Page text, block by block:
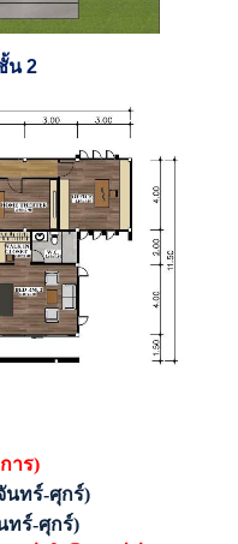
น 2
าร)
นทร์-ศุกร์)
ทร์-ศุกร์)